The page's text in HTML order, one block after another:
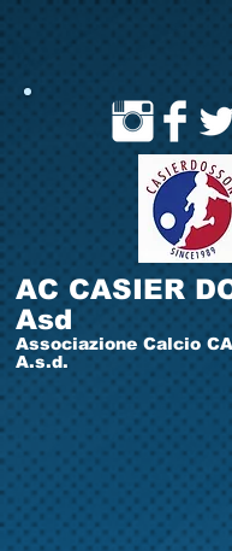
AC CASIER
Asd
Associazione Calcio
A.s.d.